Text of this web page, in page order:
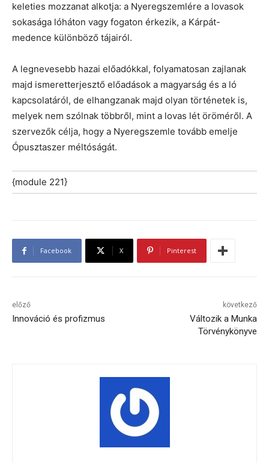
keleties mozzanat alkotja: a Nyeregszemlére a lovasok
sokasága lóháton vagy fogaton érkezik, a Kárpát-
medence különböző tájairól.
A legnevesebb hazai előadókkal, folyamatosan zajlanak
majd ismeretterjesztő előadások a magyarság és a ló
kapcsolatáról, de elhangzanak majd olyan történetek is,
melyek nem szólnak többről, mint a lovas lét öröméről. A
szervezők célja, hogy a Nyeregszemle tovább emelje
Ópusztaszer méltóságát.
{module 221}
Facebook X Pinterest
előző
Innováció és profizmus
következő
Változik a Munka
Törvénykönyve